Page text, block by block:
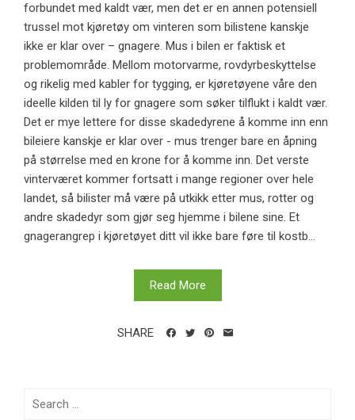
forbundet med kaldt vær, men det er en annen potensiell
trussel mot kjøretøy om vinteren som bilistene kanskje
ikke er klar over – gnagere. Mus i bilen er faktisk et
problemområde. Mellom motorvarme, rovdyrbeskyttelse
og rikelig med kabler for tygging, er kjøretøyene våre den
ideelle kilden til ly for gnagere som søker tilflukt i kaldt vær.
Det er mye lettere for disse skadedyrene å komme inn enn
bileiere kanskje er klar over - mus trenger bare en åpning
på størrelse med en krone for å komme inn. Det verste
vinterværet kommer fortsatt i mange regioner over hele
landet, så bilister må være på utkikk etter mus, rotter og
andre skadedyr som gjør seg hjemme i bilene sine. Et
gnagerangrep i kjøretøyet ditt vil ikke bare føre til kostb...
Read More
SHARE
Search